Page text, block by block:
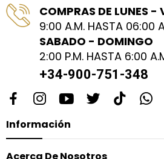
COMPRAS DE LUNES -
9:00 A.M. HASTA 06:00
SABADO - DOMINGO
2:00 P.M. HASTA 6:00
+34-900-751-348
Información
Acerca De Nosotros